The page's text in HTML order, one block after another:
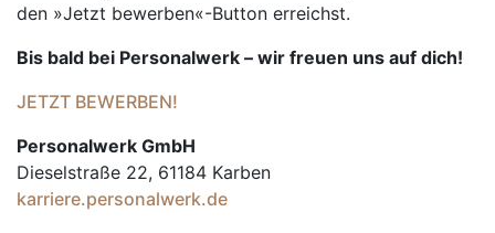
den »Jetzt bewerben«-Button erreichst.
Bis bald bei Personalwerk – wir freuen uns auf dich!
JETZT BEWERBEN!
Personalwerk GmbH
Dieselstraße 22, 61184 Karben
karriere.personalwerk.de